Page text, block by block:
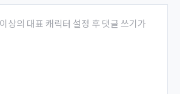
상의 대표 캐릭터 설정 후 댓글 쓰기가